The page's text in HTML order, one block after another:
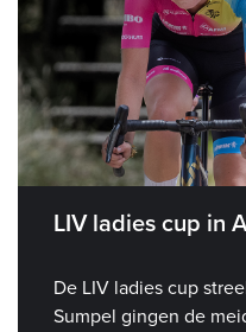
LIV ladies cup in
De LIV ladies cup
Sumpel gingen de